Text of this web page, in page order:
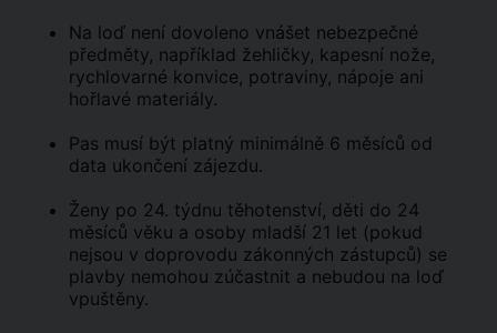
Na loď není dovoleno vnášet nebezpečné
předměty, například žehličky, kapesní nože,
rychlovarné konvice, potraviny, nápoje ani
hořlavé materiály.
Pas musí být platný minimálně 6 měsíců od
data ukončení zájezdu.
Ženy po 24. týdnu těhotenství, děti do 24
měsíců věku a osoby mladší 21 let (pokud
nejsou v doprovodu zákonných zástupců) se
plavby nemohou zúčastnit a nebudou na loď
vpuštěny.